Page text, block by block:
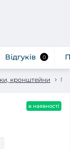
кронштейни
Відгуків 0
в наявності